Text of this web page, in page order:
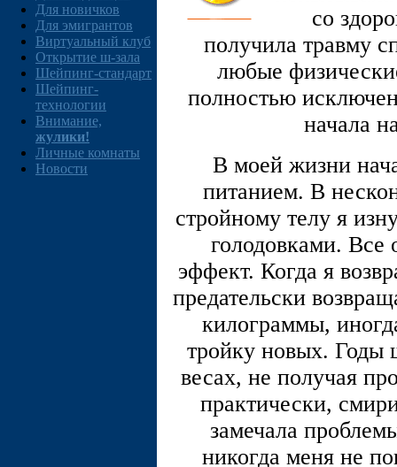
Для новичков
Для эмигрантов
Виртуальный клуб
Открытие ш-зала
Шейпинг-стандарт
Шейпинг-
технологии
Внимание,
жулики!
Личные комнаты
Новости
со
получила травму
любые
полностью
начала
В моей жизни
питанием. В
стройному телу я
голодовками. Все
эффект. Когда я
предательски
килограммы,
тройку новых. Годы
весах, не получая
практически,
замечала
никогда меня не